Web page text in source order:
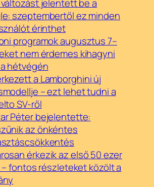
jelentett be a
szeptembertől ez minden
érinthet
programok augusztus 7–
nem érdemes kihagyni
hétvégén
a Lamborghini új
– ezt lehet tudni a
SV-ről
Péter bejelentette:
az önkéntes
érkezik az első 50 ezer
fontos részleteket közölt a